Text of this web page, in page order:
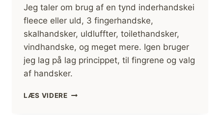
Jeg taler om brug af en tynd inderhandskei
fleece eller uld, 3 fingerhandske,
skalhandsker, uldluffter, toilethandsker,
vindhandske, og meget mere. Igen bruger
jeg lag på lag princippet, til fingrene og valg
af handsker.
LÆS VIDERE[FIF